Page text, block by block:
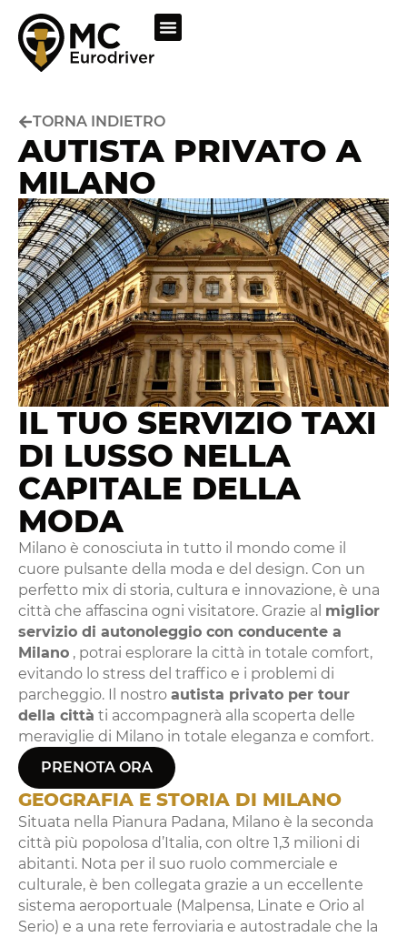
TORNA INDIETRO
AUTISTA PRIVATO A
MILANO
IL TUO SERVIZIO TAXI
DI LUSSO NELLA
CAPITALE DELLA
MODA
Milano è conosciuta in tutto il mondo come il
cuore pulsante della moda e del design. Con un
perfetto mix di storia, cultura e innovazione, è una
città che affascina ogni visitatore. Grazie al miglior
servizio di autonoleggio con conducente a
Milano , potrai esplorare la città in totale comfort,
evitando lo stress del traffico e i problemi di
parcheggio. Il nostro autista privato per tour
della città ti accompagnerà alla scoperta delle
meraviglie di Milano in totale eleganza e comfort.
PRENOTA ORA
GEOGRAFIA E STORIA DI MILANO
Situata nella Pianura Padana, Milano è la seconda
città più popolosa d’Italia, con oltre 1,3 milioni di
abitanti. Nota per il suo ruolo commerciale e
culturale, è ben collegata grazie a un eccellente
sistema aeroportuale (Malpensa, Linate e Orio al
Serio) e a una rete ferroviaria e autostradale che la